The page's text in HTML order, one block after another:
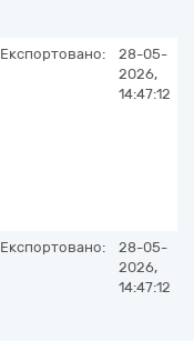
Експортовано:
28-05-
2026,
14:47:12
Експортовано:
28-05-
2026,
14:47:12